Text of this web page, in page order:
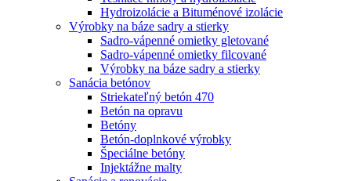
Hydroizolácie a Bituménové izolácie
Výrobky na báze sadry a stierky
Sadro-vápenné omietky gletované
Sadro-vápenné omietky filcované
Výrobky na báze sadry a stierky
Sanácia betónov
Striekateľný betón 470
Betón na opravu
Betóny
Betón-doplnkové výrobky
Špeciálne betóny
Injektážne malty